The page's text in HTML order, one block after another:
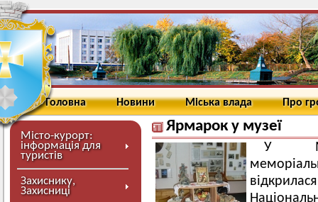
Головна Новини Міська влада Про
Місто-курорт:
інформація для
туристів
Захиснику,
Захисниці
Ярмарок у музеї
У